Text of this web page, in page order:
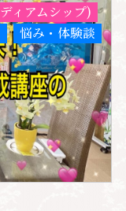
ィアムシップ)
悩み・体験談